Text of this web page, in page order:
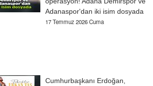
Adanaspor'dan iki isim dosyada
17 Temmuz 2026 Cuma
Cumhurbaşkanı Erdoğan,